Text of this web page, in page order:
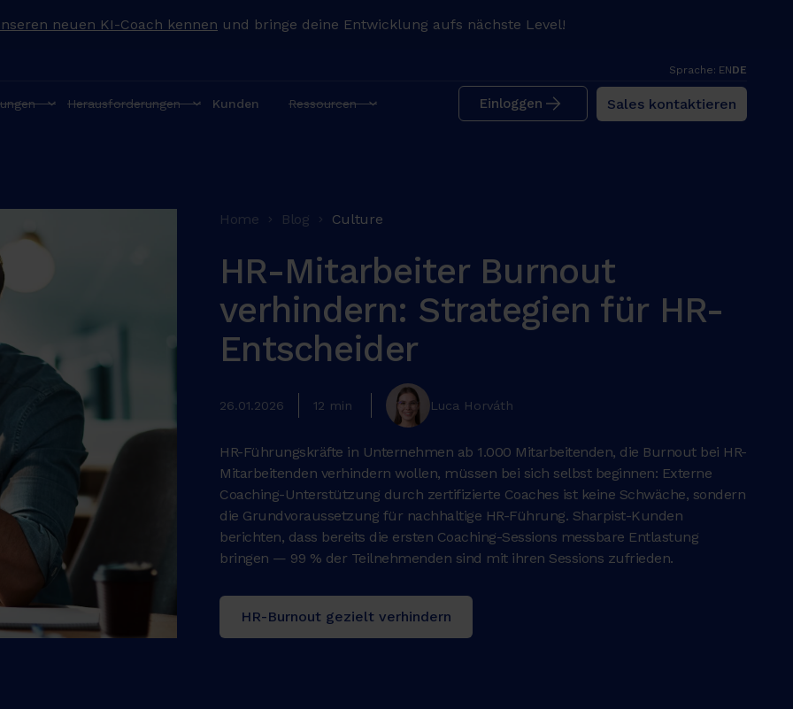
neuen KI-Coach kennen und bringe deine Entwicklung aufs nächste Level!
Sprache: ENDE
Herausforderungen Kunden Ressourcen Einloggen Sales kontaktieren
Home Blog Culture
HR-Mitarbeiter Burnout
verhindern: Strategien für HR-
Entscheider
26.01.2026 12 min Luca Horváth
HR-Führungskräfte in Unternehmen ab 1.000 Mitarbeitenden, die Burnout bei HR-
Mitarbeitenden verhindern wollen, müssen bei sich selbst beginnen: Externe
Coaching-Unterstützung durch zertifizierte Coaches ist keine Schwäche, sondern
die Grundvoraussetzung für nachhaltige HR-Führung. Sharpist-Kunden
berichten, dass bereits die ersten Coaching-Sessions messbare Entlastung
bringen — 99 % der Teilnehmenden sind mit ihren Sessions zufrieden.
HR-Burnout gezielt verhindern